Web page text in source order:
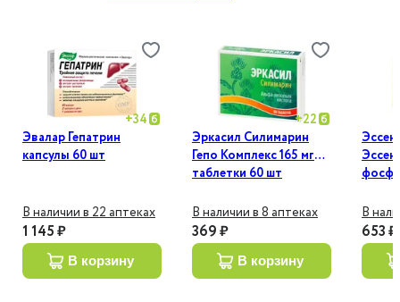
+34
Эвалар Гепатрин
капсулы 60 шт
В наличии в 22 аптеках
1 145 ₽
в корзину
+22
Эркасил Силимарин
Гепо Комплекс 165 мг
таблетки 60 шт
В наличии в 8 аптеках
369 ₽
в корзину
В
653 ₽